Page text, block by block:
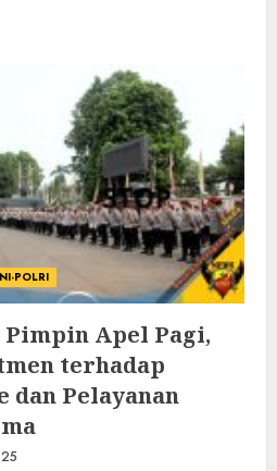
POLRI
Apel Pagi,
terhadap
dan Pelayanan